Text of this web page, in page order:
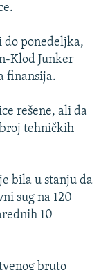
do ponedeljka,
Klod Junker
finansija.
rešene, ali da
tehničkih
bila u stanju da
sug na 120
10
bruto